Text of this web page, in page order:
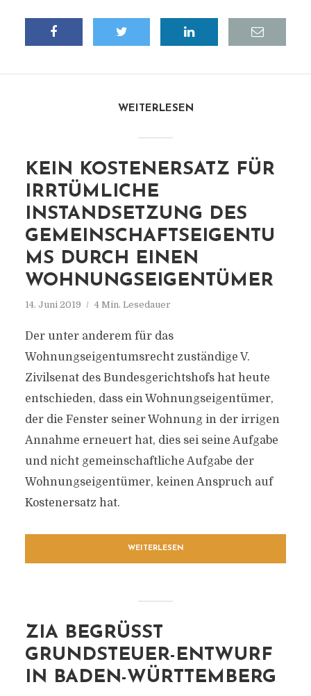
WEITERLESEN
KEIN KOSTENERSATZ FÜR
IRRTÜMLICHE
INSTANDSETZUNG DES
GEMEINSCHAFTSEIGENTU
MS DURCH EINEN
WOHNUNGSEIGENTÜMER
14. Juni 2019 4 Min. Lesedauer
Der unter anderem für das
Wohnungseigentumsrecht zuständige V.
Zivilsenat des Bundesgerichtshofs hat heute
entschieden, dass ein Wohnungseigentümer,
der die Fenster seiner Wohnung in der irrigen
Annahme erneuert hat, dies sei seine Aufgabe
und nicht gemeinschaftliche Aufgabe der
Wohnungseigentümer, keinen Anspruch auf
Kostenersatz hat.
WEITERLESEN
ZIA BEGRÜSST G
RUNDSTEUER-ENTWURF I
N BADEN-WÜRTTEMBERG